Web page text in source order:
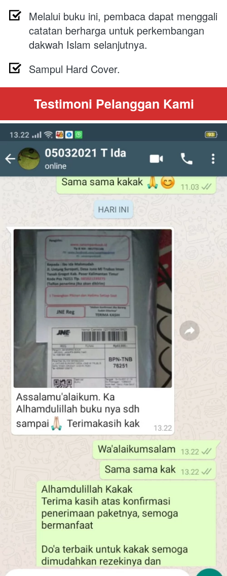
Melalui buku ini, pembaca dapat menggali
catatan berharga untuk perkembangan
dakwah Islam selanjutnya.
Sampul Hard Cover.
Testimoni Pelanggan Kami